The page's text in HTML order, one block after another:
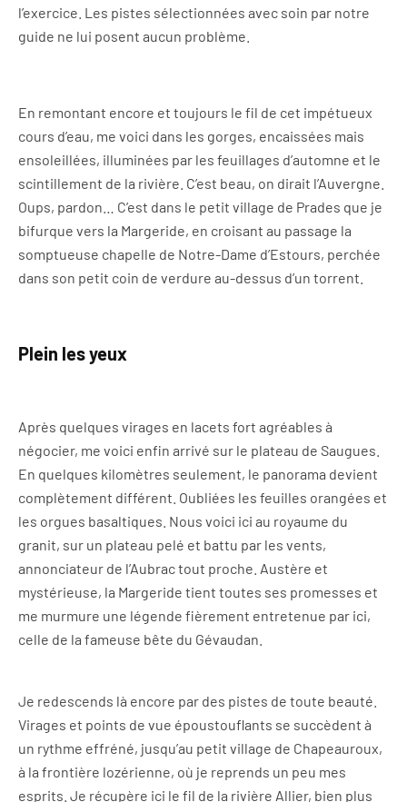
l’exercice. Les pistes sélectionnées avec soin par notre
guide ne lui posent aucun problème.
En remontant encore et toujours le fil de cet impétueux
cours d’eau, me voici dans les gorges, encaissées mais
ensoleillées, illuminées par les feuillages d’automne et le
scintillement de la rivière. C’est beau, on dirait l’Auvergne.
Oups, pardon… C’est dans le petit village de Prades que je
bifurque vers la Margeride, en croisant au passage la
somptueuse chapelle de Notre-Dame d’Estours, perchée
dans son petit coin de verdure au-dessus d’un torrent.
Plein les yeux
Après quelques virages en lacets fort agréables à
négocier, me voici enfin arrivé sur le plateau de Saugues.
En quelques kilomètres seulement, le panorama devient
complètement différent. Oubliées les feuilles orangées et
les orgues basaltiques. Nous voici ici au royaume du
granit, sur un plateau pelé et battu par les vents,
annonciateur de l’Aubrac tout proche. Austère et
mystérieuse, la Margeride tient toutes ses promesses et
me murmure une légende fièrement entretenue par ici,
celle de la fameuse bête du Gévaudan.
Je redescends là encore par des pistes de toute beauté.
Virages et points de vue époustouflants se succèdent à
un rythme effréné, jusqu’au petit village de Chapeauroux,
à la frontière lozérienne, où je reprends un peu mes
esprits. Je récupère ici le fil de la rivière Allier, bien plus